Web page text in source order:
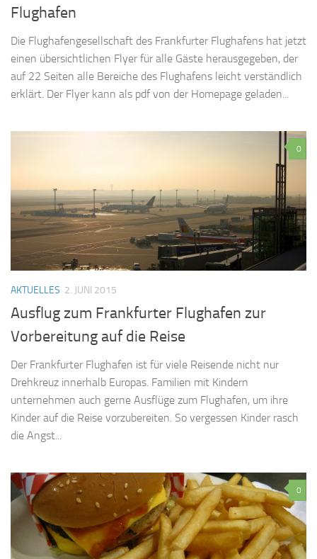
Flughafen
Die Flughafengesellschaft des Frankfurter Flughafens hat jetzt
einen übersichtlichen Flyer für alle Gäste herausgegeben, der
auf 22 Seiten alle Bereiche des Flughafens leicht verständlich
erklärt. Der Flyer kann als pdf von der Homepage geladen...
0
AKTUELLES 2. JUNI 2015
Ausflug zum Frankfurter Flughafen zur
Vorbereitung auf die Reise
Der Frankfurter Flughafen ist für viele Reisende nicht nur
Drehkreuz innerhalb Europas. Familien mit Kindern
unternehmen auch gerne Ausflüge zum Flughafen, um ihre
Kinder auf die Reise vorzubereiten. So vergessen Kinder rasch
die Angst...
0